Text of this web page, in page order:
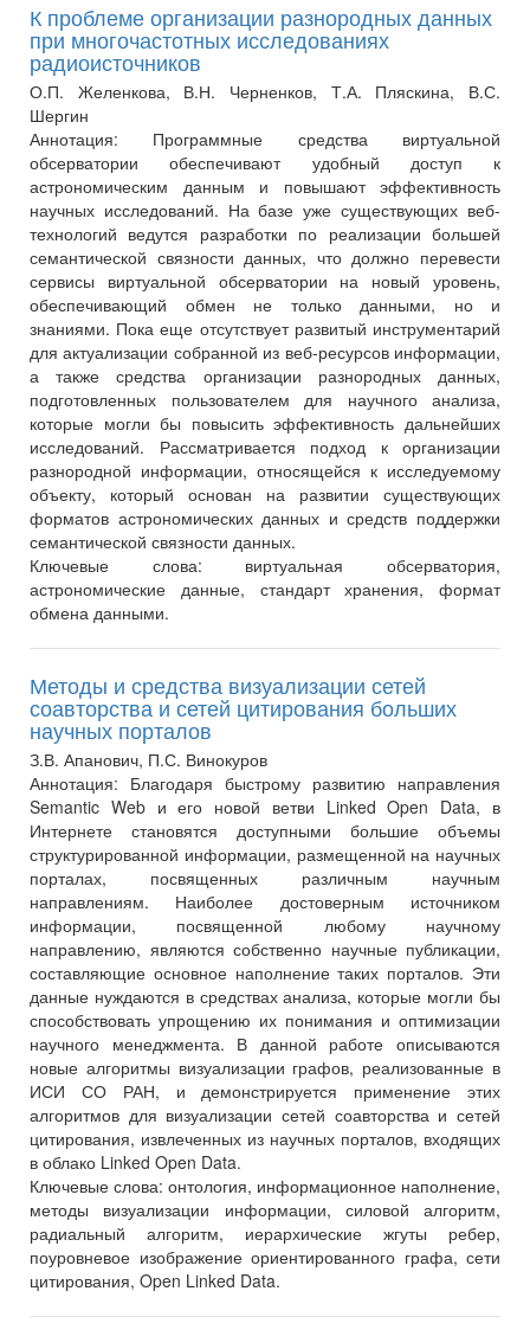
К проблеме организации разнородных данных
при многочастотных исследованиях
радиоисточников
О.П. Желенкова, В.Н. Черненков, Т.А. Пляскина, В.С.
Шергин
Аннотация: Программные средства виртуальной
обсерватории обеспечивают удобный доступ к
астрономическим данным и повышают эффективность
научных исследований. На базе уже существующих веб-
технологий ведутся разработки по реализации большей
семантической связности данных, что должно перевести
сервисы виртуальной обсерватории на новый уровень,
обеспечивающий обмен не только данными, но и
знаниями. Пока еще отсутствует развитый инструментарий
для актуализации собранной из веб-ресурсов информации,
а также средства организации разнородных данных,
подготовленных пользователем для научного анализа,
которые могли бы повысить эффективность дальнейших
исследований. Рассматривается подход к организации
разнородной информации, относящейся к исследуемому
объекту, который основан на развитии существующих
форматов астрономических данных и средств поддержки
семантической связности данных.
Ключевые слова: виртуальная обсерватория,
астрономические данные, стандарт хранения, формат
обмена данными.
Методы и средства визуализации сетей
соавторства и сетей цитирования больших
научных порталов
З.В. Апанович, П.С. Винокуров
Аннотация: Благодаря быстрому развитию направления
Semantic Web и его новой ветви Linked Open Data, в
Интернете становятся доступными большие объемы
структурированной информации, размещенной на научных
порталах, посвященных различным научным
направлениям. Наиболее достоверным источником
информации, посвященной любому научному
направлению, являются собственно научные публикации,
составляющие основное наполнение таких порталов. Эти
данные нуждаются в средствах анализа, которые могли бы
способствовать упрощению их понимания и оптимизации
научного менеджмента. В данной работе описываются
новые алгоритмы визуализации графов, реализованные в
ИСИ СО РАН, и демонстрируется применение этих
алгоритмов для визуализации сетей соавторства и сетей
цитирования, извлеченных из научных порталов, входящих
в облако Linked Open Data.
Ключевые слова: онтология, информационное наполнение,
методы визуализации информации, силовой алгоритм,
радиальный алгоритм, иерархические жгуты ребер,
поуровневое изображение ориентированного графа, сети
цитирования, Open Linked Data.